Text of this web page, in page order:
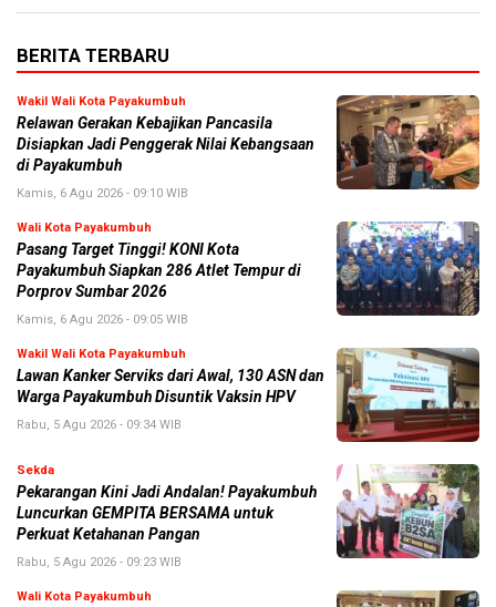
BERITA TERBARU
Wakil Wali Kota Payakumbuh
Relawan Gerakan Kebajikan Pancasila
Disiapkan Jadi Penggerak Nilai Kebangsaan
di Payakumbuh
Kamis, 6 Agu 2026 - 09:10 WIB
Wali Kota Payakumbuh
Pasang Target Tinggi! KONI Kota
Payakumbuh Siapkan 286 Atlet Tempur di
Porprov Sumbar 2026
Kamis, 6 Agu 2026 - 09:05 WIB
Wakil Wali Kota Payakumbuh
Lawan Kanker Serviks dari Awal, 130 ASN dan
Warga Payakumbuh Disuntik Vaksin HPV
Rabu, 5 Agu 2026 - 09:34 WIB
Sekda
Pekarangan Kini Jadi Andalan! Payakumbuh
Luncurkan GEMPITA BERSAMA untuk
Perkuat Ketahanan Pangan
Rabu, 5 Agu 2026 - 09:23 WIB
Wali Kota Payakumbuh